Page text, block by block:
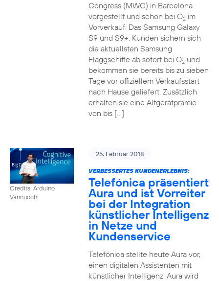
Congress (MWC) in Barcelona
vorgestellt und schon bei O2im
Vorverkauf: Das Samsung Galaxy
S9 und S9+. Kunden sichern sich
die aktuellsten Samsung
Flaggschiffe ab sofort bei O2und
bekommen sie bereits bis zu sieben
Tage vor offiziellem Verkaufsstart
nach Hause geliefert. Zusätzlich
erhalten sie eine Altgerätprämie
von bis […]
Credits: Arduino
Vannucchi
25. Februar 2018
VERBESSERTES KUNDENERLEBNIS:
Telefónica präsentiert
Aura und ist Vorreiter
bei der Integration
künstlicher Intelligenz
in Netze und
Kundenservice
Telefónica stellte heute Aura vor,
einen digitalen Assistenten mit
künstlicher Intelligenz. Aura wird